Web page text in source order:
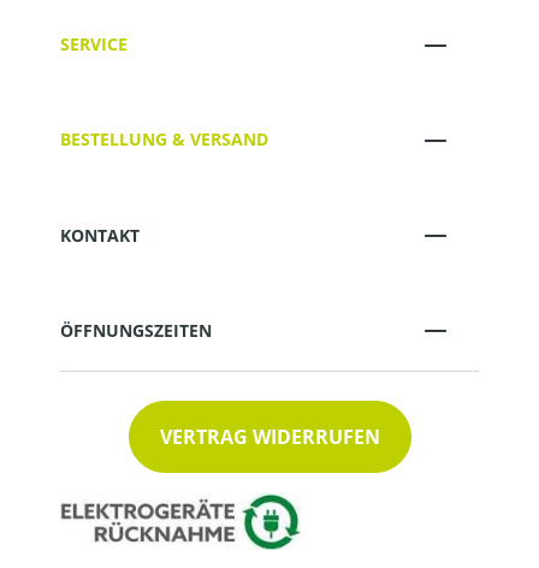
SERVICE
BESTELLUNG & VERSAND
KONTAKT
ÖFFNUNGSZEITEN
VERTRAG WIDERRUFEN